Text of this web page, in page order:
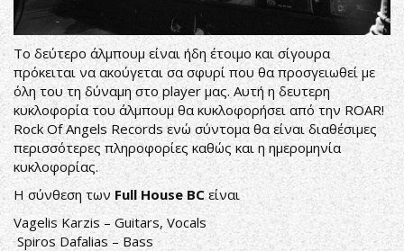
Το δεύτερο άλμπουμ είναι ήδη έτοιμο και σίγουρα
πρόκειται να ακούγεται σα σφυρί που θα προσγειωθεί με
όλη του τη δύναμη στο player μας. Αυτή η δευτερη
κυκλοφορία του άλμπουμ θα κυκλοφορήσει από την ROAR!
Rock Of Angels Records ενώ σύντομα θα είναι διαθέσιμες
περισσότερες πληροφορίες καθώς και η ημερομηνία
κυκλοφορίας.
Η σύνθεση τωνFull House BC είναι
Vagelis Karzis – Guitars, Vocals
Spiros Dafalias – Bass